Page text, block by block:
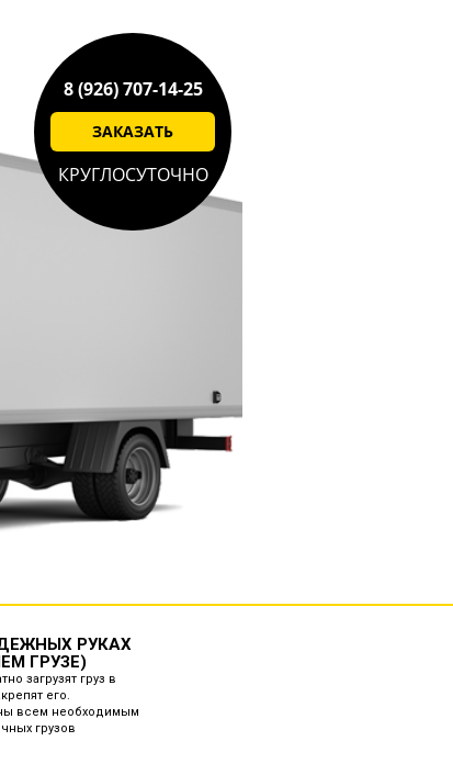
8 (926) 707-14-25
ЗАКАЗАТЬ
КРУГЛОСУТОЧНО
РУКАХ
ГРУЗЕ)
загрузят груз в
его.
всем необходимым
грузов